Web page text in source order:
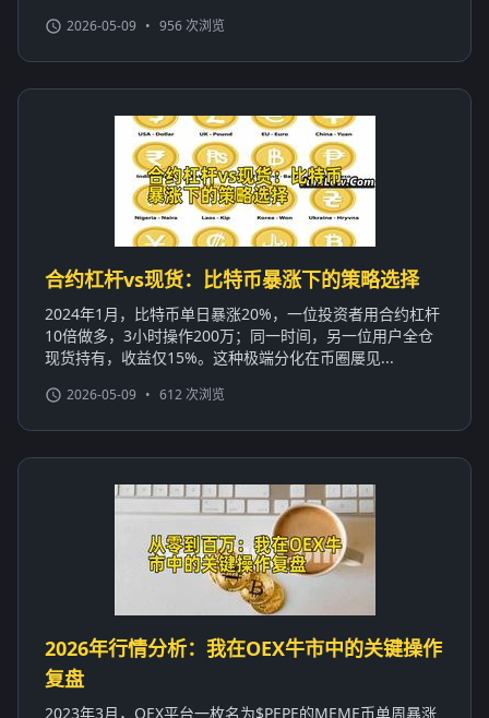
2026-05-09 • 956 次浏览
合约杠杆vs现货：比特币暴涨下的策略选择
2024年1月，比特币单日暴涨20%，一位投资者用合约杠杆
10倍做多，3小时操作200万；同一时间，另一位用户全仓
现货持有，收益仅15%。这种极端分化在币圈屡见...
2026-05-09 • 612 次浏览
2026年行情分析：我在OEX牛市中的关键操作
复盘
2023年3月，OEX平台一枚名为$PEPE的MEME币单周暴涨